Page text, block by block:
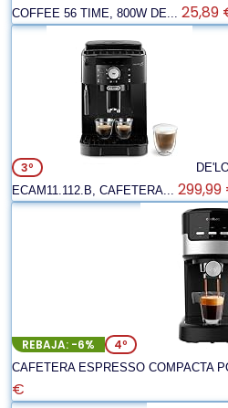
COFFEE 56 TIME, 800W DE... 25,89
3º
ECAM11.112.B, CAFETERA...
REBAJA: -6% 4º
CAFETERA ESPRESSO COMPACTA
€